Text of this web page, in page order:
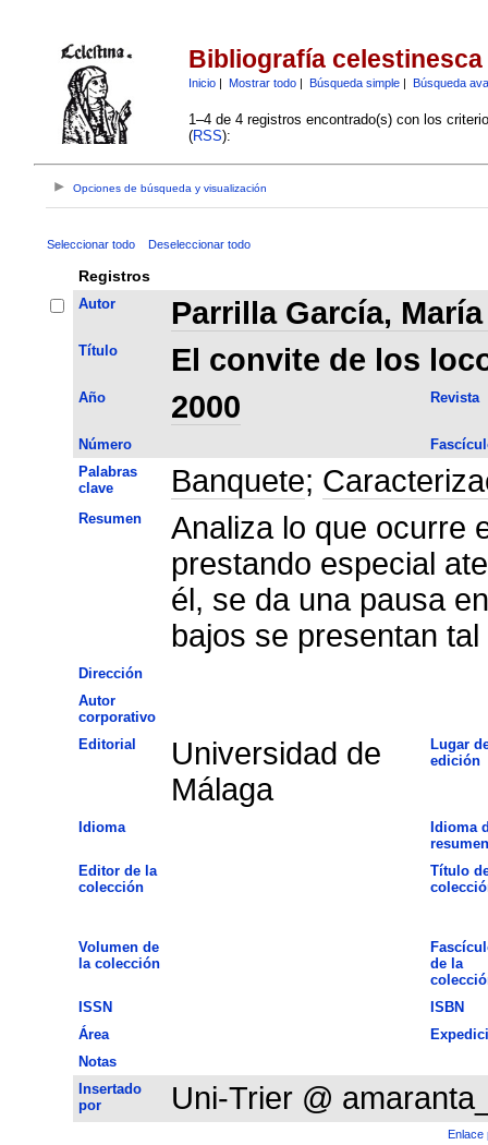
Bibliografía celestinesca
Inicio| Mostrar todo| Búsqueda simple| Búsqueda
1–4 de 4 registros encontrado(s) con los
(RSS):
Opciones de búsqueda y visualización
Seleccionar todo Deseleccionar todo
Registros
Autor Parrilla García,
Título El convite de los
Año 2000 Revista
Número
Palabras
clave
Banquete;
Resumen
Analiza lo que ocurre
prestando especial
él, se da una pausa
bajos se presentan
Dirección
Autor
corporativo
Editorial
Universidad de
Málaga
Lugar
edición
Idioma
Idioma
resumen
Editor de la
colección
Título
Volumen de
la colección
de la
ISSN
ISBN
Área
Notas
Insertado
por
Uni-Trier @
Enlace